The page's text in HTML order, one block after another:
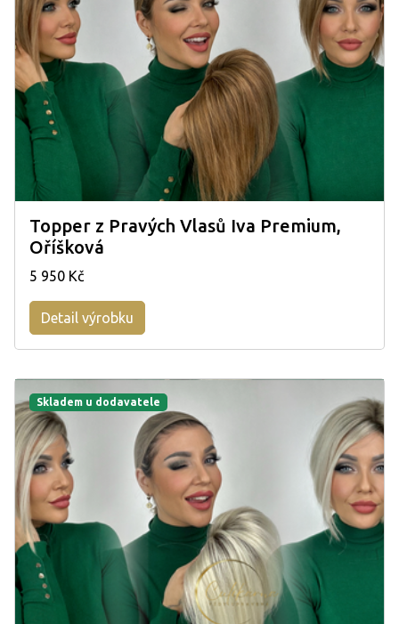
Topper z Pravých Vlasů Iva Premium,
Oříšková
5 950 Kč
Detail výrobku
Skladem u dodavatele